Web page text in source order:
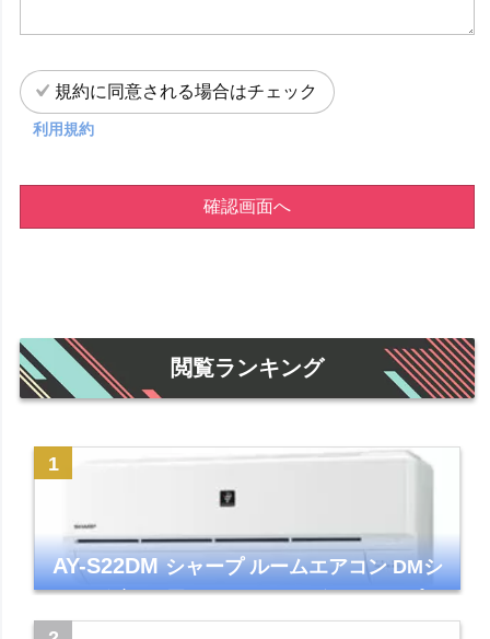
規約に同意される場合はチェック
利用規約
確認画面へ
閲覧ランキング
AY-S22DMシャープ ルームエアコン DMシ
リーズ 主に6畳 ホワイト 2024年モデル プラ